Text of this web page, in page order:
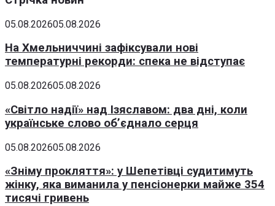
05.08.202605.08.2026
На Хмельниччині зафіксували нові
температурні рекорди: спека не відступає
05.08.202605.08.2026
«Світло надії» над Ізяславом: два дні, коли
українське слово об’єднало серця
05.08.202605.08.2026
«Зніму прокляття»: у Шепетівці судитимуть
жінку, яка виманила у пенсіонерки майже 354
тисячі гривень